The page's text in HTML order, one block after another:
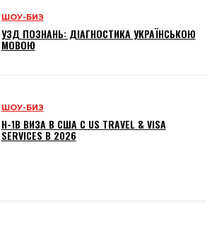
ШОУ-БИЗ
УЗД ПОЗНАНЬ: ДІАГНОСТИКА УКРАЇНСЬКОЮ
МОВОЮ
ШОУ-БИЗ
H-1B ВИЗА В США С US TRAVEL & VISA
SERVICES В 2026